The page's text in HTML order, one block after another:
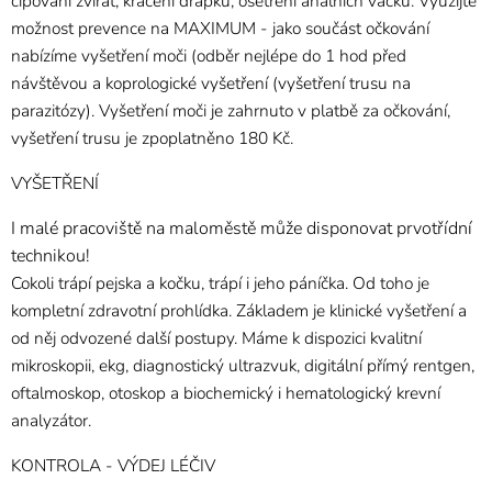
možnost prevence na MAXIMUM - jako součást očkování
nabízíme vyšetření moči (odběr nejlépe do 1 hod před
návštěvou a koprologické vyšetření (vyšetření trusu na
parazitózy). Vyšetření moči je zahrnuto v platbě za očkování,
vyšetření trusu je zpoplatněno 180 Kč.
VYŠETŘENÍ
I malé pracoviště na maloměstě může disponovat prvotřídní
technikou!
Cokoli trápí pejska a kočku, trápí i jeho páníčka. Od toho je
kompletní zdravotní prohlídka. Základem je klinické vyšetření a
od něj odvozené další postupy. Máme k dispozici kvalitní
mikroskopii, ekg, diagnostický ultrazvuk, digitální přímý rentgen,
oftalmoskop, otoskop a biochemický i hematologický krevní
analyzátor.
KONTROLA - VÝDEJ LÉČIV